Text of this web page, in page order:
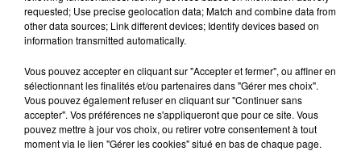
TITRES DIFFUSÉS
11h02
11h02 11h00
11h00 10h56
10h56
requested; Use precise geolocation data; Match and combine data from
other data sources; Link different devices; Identify devices based on
information transmitted automatically.
Vous pouvez accepter en cliquant sur "Accepter et fermer", ou affiner en
sélectionnant les finalités et/ou partenaires dans "Gérer mes choix".
Vous pouvez également refuser en cliquant sur "Continuer sans
accepter". Vos préférences ne s'appliqueront que pour ce site. Vous
pouvez mettre à jour vos choix, ou retirer votre consentement à tout
moment via le lien "Gérer les cookies" situé en bas de chaque page.